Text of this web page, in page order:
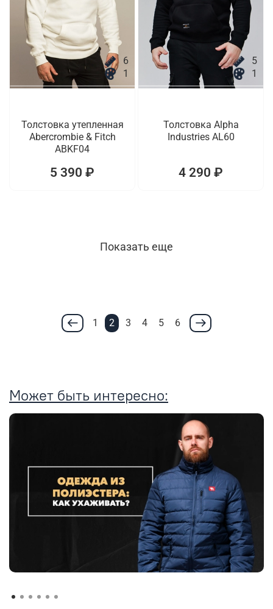
6
1
Толстовка утепленная
Abercrombie & Fitch
ABKF04
5 390 ₽
5
1
Толстовка Alpha
Industries AL60
4 290 ₽
Показать еще
1 2 3 4 5 6
Может быть интересно: